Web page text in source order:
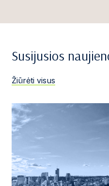
Susijusios
Žiūrėti visus